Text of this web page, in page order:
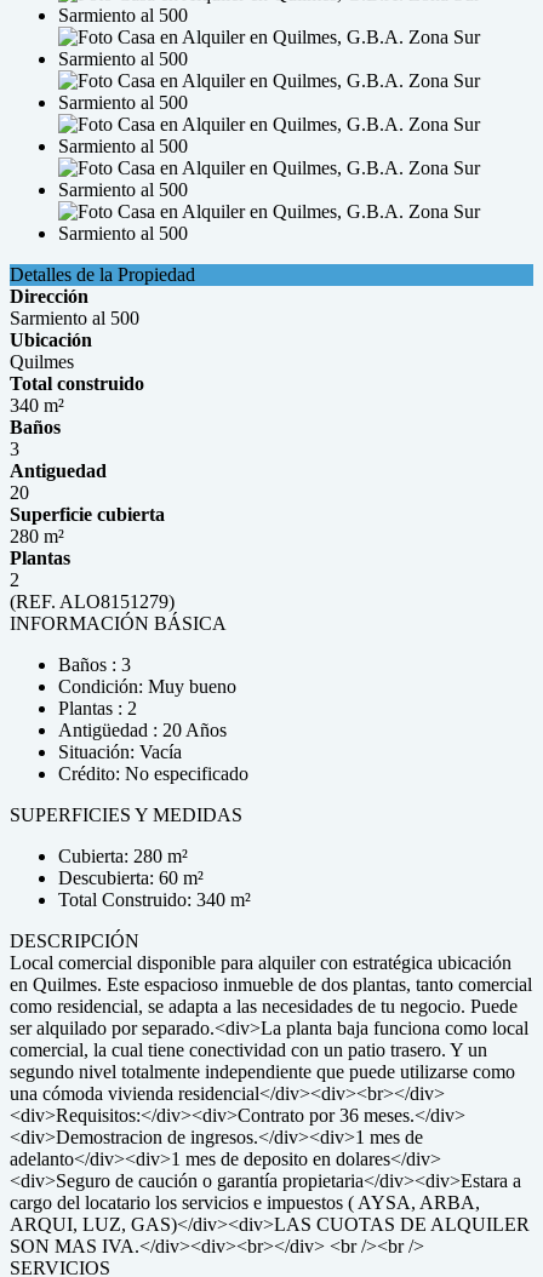
Detalles de la Propiedad
Dirección
Sarmiento al 500
Ubicación
Quilmes
Total construido
340 m²
Baños
3
Antiguedad
20
Superficie cubierta
280 m²
Plantas
2
(REF. ALO8151279)
INFORMACIÓN BÁSICA
Baños : 3
Condición: Muy bueno
Plantas : 2
Antigüedad : 20 Años
Situación: Vacía
Crédito: No especificado
SUPERFICIES Y MEDIDAS
Cubierta: 280 m²
Descubierta: 60 m²
Total Construido: 340 m²
DESCRIPCIÓN
Local comercial disponible para alquiler con estratégica ubicación
en Quilmes. Este espacioso inmueble de dos plantas, tanto comercial
como residencial, se adapta a las necesidades de tu negocio. Puede
ser alquilado por separado.<div>La planta baja funciona como local
comercial, la cual tiene conectividad con un patio trasero. Y un
segundo nivel totalmente independiente que puede utilizarse como
una cómoda vivienda residencial</div><div><br></div>
<div>Requisitos:</div><div>Contrato por 36 meses.</div>
<div>Demostracion de ingresos.</div><div>1 mes de
adelanto</div><div>1 mes de deposito en dolares</div>
<div>Seguro de caución o garantía propietaria</div><div>Estara a
cargo del locatario los servicios e impuestos ( AYSA, ARBA,
ARQUI, LUZ, GAS)</div><div>LAS CUOTAS DE ALQUILER
SON MAS IVA.</div><div><br></div> <br /><br />
SERVICIOS